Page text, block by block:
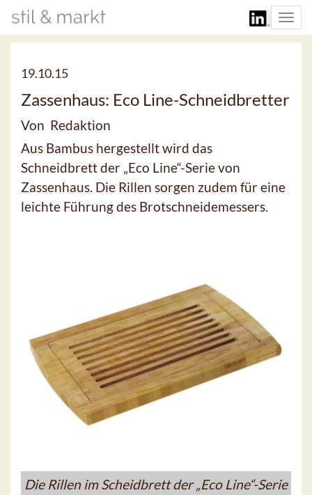
19.10.15
Zassenhaus: Eco Line-Schneidbretter
Von Redaktion
Aus Bambus hergestellt wird das
Schneidbrett der „Eco Line“-Serie von
Zassenhaus. Die Rillen sorgen zudem für eine
leichte Führung des Brotschneidemessers.
Die Rillen im Scheidbrett der „Eco Line“-Serie